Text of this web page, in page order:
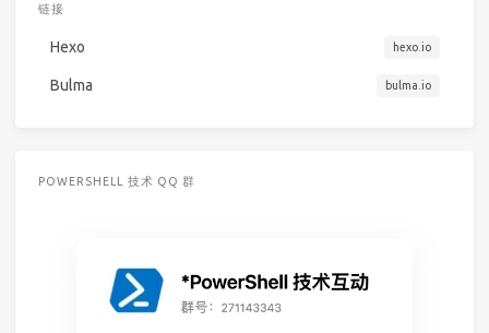
链接
Hexo hexo.io
Bulma bulma.io
POWERSHELL 技术 QQ 群